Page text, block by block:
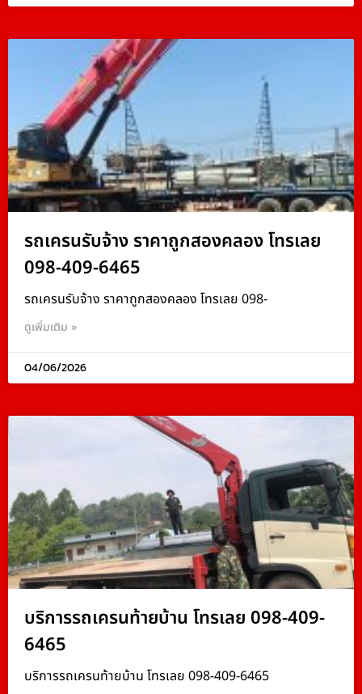
รถเครนรับจ้าง ราคาถูกสองคลอง โทรเลย
098-409-6465
รถเครนรับจ้าง ราคาถูกสองคลอง โทรเลย 098-
ดูเพิ่มเติม »
04/06/2026
บริการรถเครนท้ายบ้าน โทรเลย 098-409-
6465
บริการรถเครนท้ายบ้าน โทรเลย 098-409-6465